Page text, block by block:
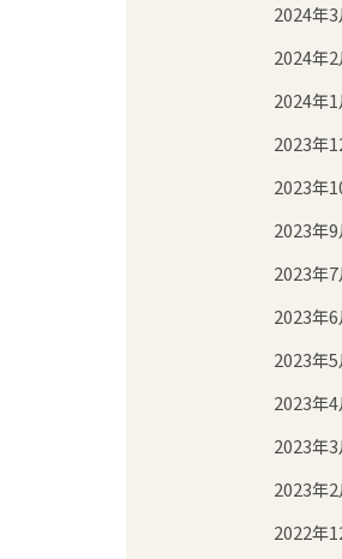
2024年
2024年
2024年
2023年
2023年
2023年
2023年
2023年
2023年
2023年
2023年
2023年
2022年